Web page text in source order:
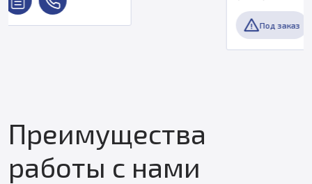
Преимущества
работы с нами